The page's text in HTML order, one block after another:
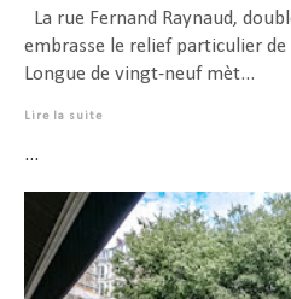
La rue Fernand Raynaud,
embrasse le relief particulier
Longue de vingt-neuf mèt...
Lire la suite
...